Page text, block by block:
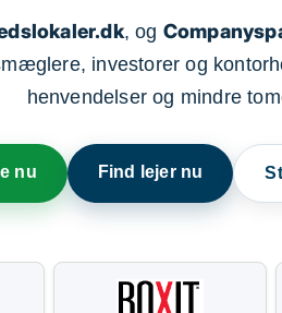
, og
investorer og
henvendelser og mindre
nu Find lejer nu